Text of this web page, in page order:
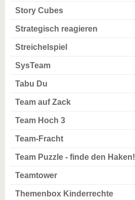
Story Cubes
Strategisch reagieren
Streichelspiel
SysTeam
Tabu Du
Team auf Zack
Team Hoch 3
Team-Fracht
Team Puzzle - finde den Haken!
Teamtower
Themenbox Kinderrechte